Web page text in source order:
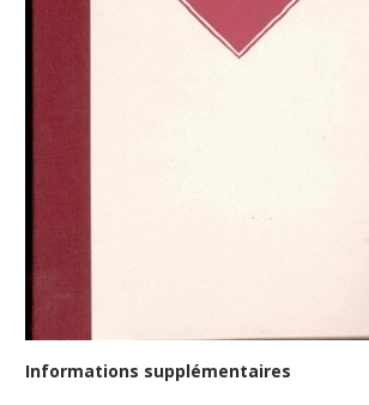
Informations supplémentaires